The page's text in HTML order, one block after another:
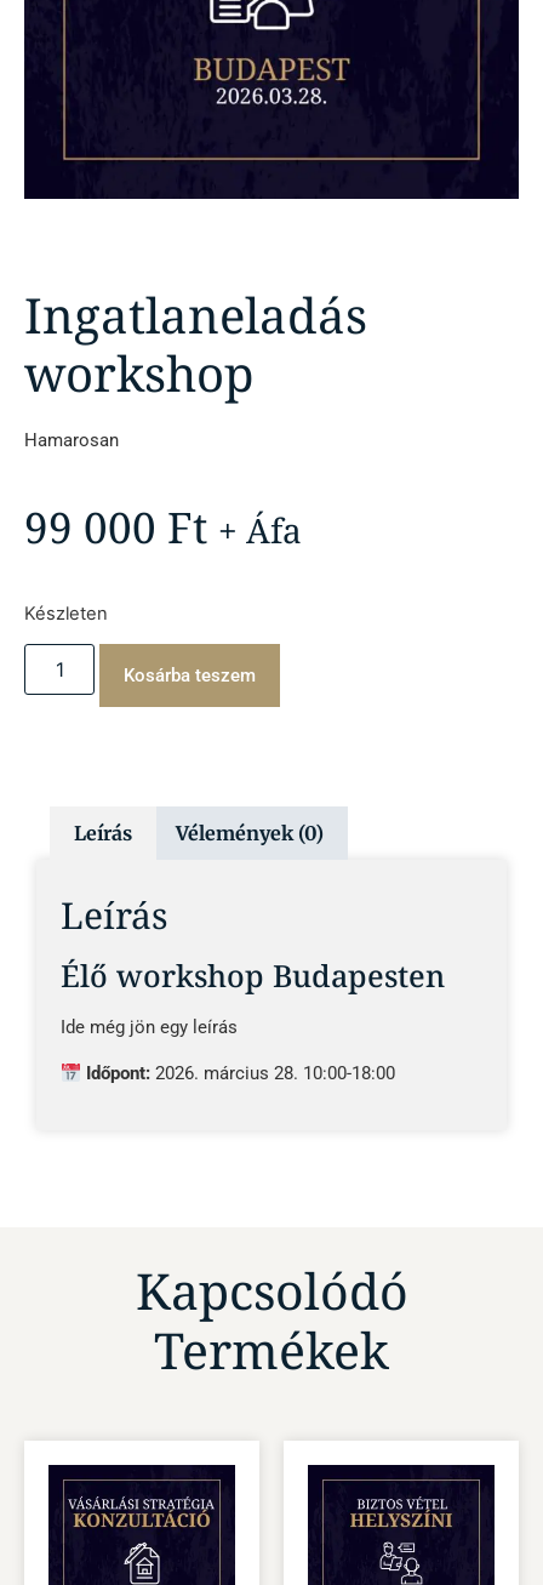
Ingatlaneladás
workshop
Hamarosan
99 000 Ft + Áfa
Készleten
Kosárba teszem
Leírás Vélemények (0)
Leírás
Élő workshop Budapesten
Ide még jön egy leírás
Időpont: 2026. március 28. 10:00-18:00
Kapcsolódó
Termékek